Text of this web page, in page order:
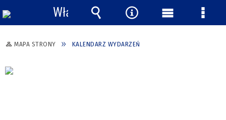
MAPA STRONY KALENDARZ WYDARZEŃ
Włącz
powiadomienia
Wyszukiwarka
Narzędzia
Menu Menu